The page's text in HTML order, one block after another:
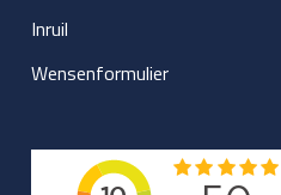
Inruil
Wensenformulier